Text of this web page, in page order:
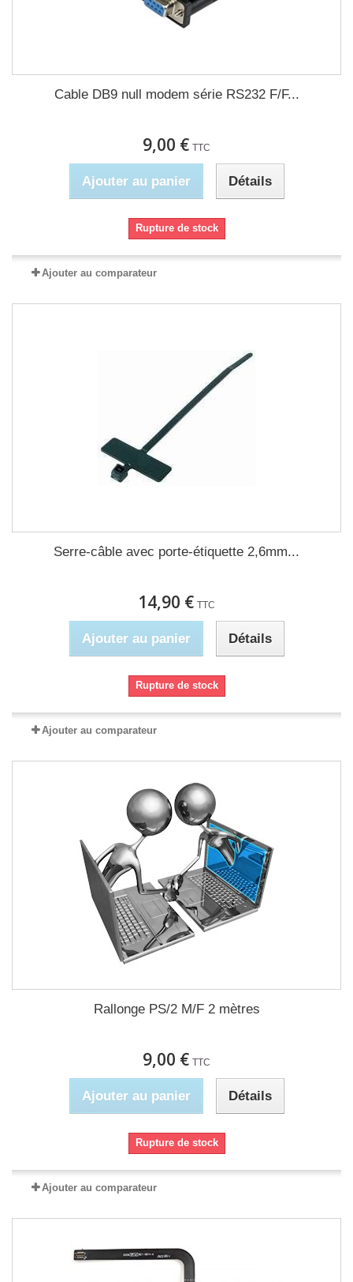
Cable DB9 null modem série RS232 F/F...
9,00 € TTC
Ajouter au panier Détails
Rupture de stock
Ajouter au comparateur
Serre-câble avec porte-étiquette 2,6mm...
14,90 € TTC
Ajouter au panier Détails
Rupture de stock
Ajouter au comparateur
Rallonge PS/2 M/F 2 mètres
9,00 € TTC
Ajouter au panier Détails
Rupture de stock
Ajouter au comparateur